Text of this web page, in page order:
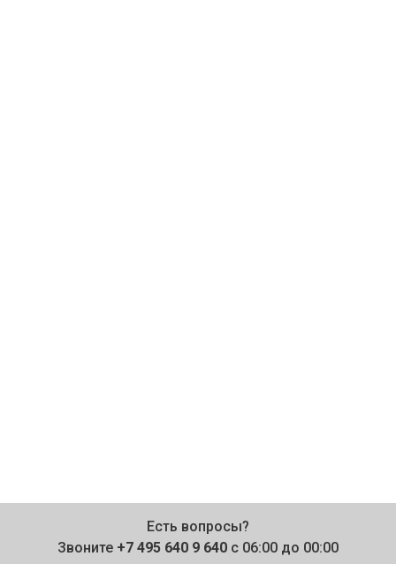
Есть вопросы?
Звоните +7 495 640 9 640 с 06:00 до 00:00